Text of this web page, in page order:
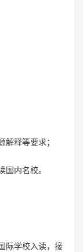
释等要求；
内名校。
际学校入读，接